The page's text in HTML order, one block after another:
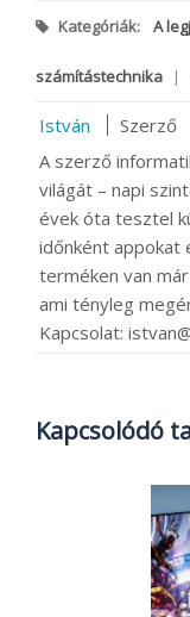
Kategóriák: A
számítástechnika |
István
Szerző
A szerző
világát – napi
évek óta tesztel
időnként appokat
terméken van
ami tényleg
Kapcsolat:
Kapcsolódó